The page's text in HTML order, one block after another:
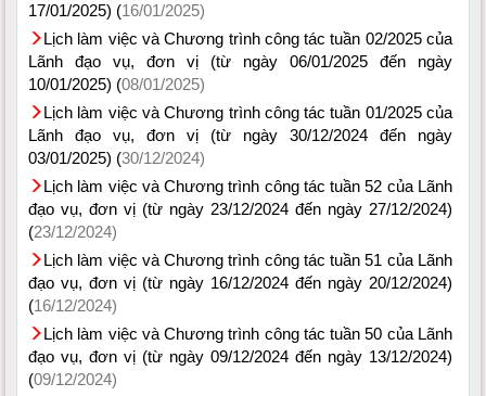
17/01/2025) (16/01/2025)
Lịch làm việc và Chương trình công tác tuần 02/2025 của
Lãnh đạo vụ, đơn vị (từ ngày 06/01/2025 đến ngày
10/01/2025) (08/01/2025)
Lịch làm việc và Chương trình công tác tuần 01/2025 của
Lãnh đạo vụ, đơn vị (từ ngày 30/12/2024 đến ngày
03/01/2025) (30/12/2024)
Lịch làm việc và Chương trình công tác tuần 52 của Lãnh
đạo vụ, đơn vị (từ ngày 23/12/2024 đến ngày 27/12/2024)
(23/12/2024)
Lịch làm việc và Chương trình công tác tuần 51 của Lãnh
đạo vụ, đơn vị (từ ngày 16/12/2024 đến ngày 20/12/2024)
(16/12/2024)
Lịch làm việc và Chương trình công tác tuần 50 của Lãnh
đạo vụ, đơn vị (từ ngày 09/12/2024 đến ngày 13/12/2024)
(09/12/2024)